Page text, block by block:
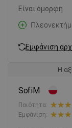
Είναι όμορφη
Εμφάνιση
Η
SofiM
Ποιότητα:
Εμφάνιση: